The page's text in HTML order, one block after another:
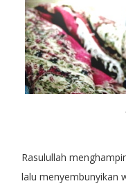
Rasulullah
lalu menyembunyikan